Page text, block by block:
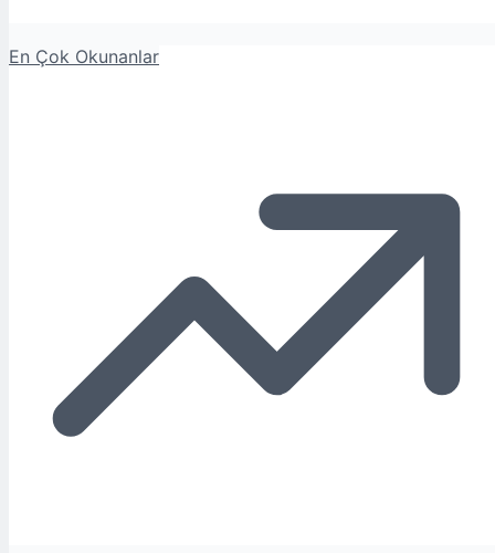
En Çok Okunanlar